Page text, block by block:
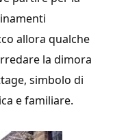
allora qualche
la dimora
simbolo di
e familiare.